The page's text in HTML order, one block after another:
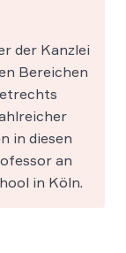
der Kanzlei
Bereichen
in diesen
an
in Köln.